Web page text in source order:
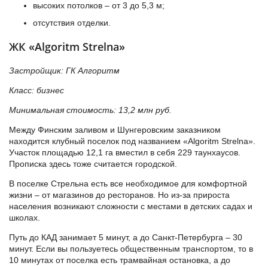
высоких потолков – от 3 до 5,3 м;
отсутствия отделки.
ЖК «Algoritm Strelna»
Застройщик: ГК Алгоритм
Класс: бизнес
Минимальная стоимость: 13,2 млн руб.
Между Финским заливом и Шунгеровским заказником
находится клубный поселок под названием «Algoritm Strelna».
Участок площадью 12,1 га вместил в себя 229 таунхаусов.
Прописка здесь тоже считается городской.
В поселке Стрельна есть все необходимое для комфортной
жизни – от магазинов до ресторанов. Но из-за прироста
населения возникают сложности с местами в детских садах и
школах.
Путь до КАД занимает 5 минут, а до Санкт-Петербурга – 30
минут. Если вы пользуетесь общественным транспортом, то в
10 минутах от поселка есть трамвайная остановка, а до